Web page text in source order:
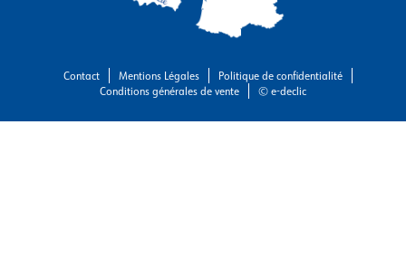
Contact Mentions Légales
Politique de confidentialité
Conditions générales de vente
© e-declic